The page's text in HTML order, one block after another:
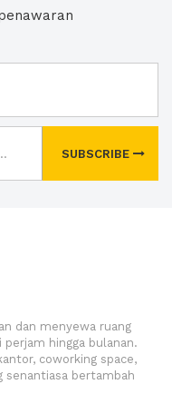
SUBSCRIBE
dan menyewa ruang
hingga bulanan.
coworking space,
senantiasa bertambah